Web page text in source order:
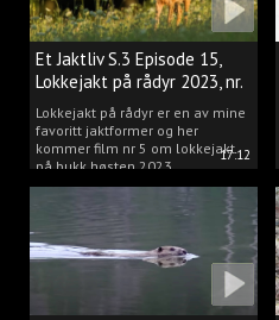
17:12
Et Jaktliv S.3 Episode 15,
Lokkejakt på rådyr 2023, nr.
5Lokkejakt på rådyr er en av mine
favoritt jaktformer og her
kommer film nr 5 om lokkejakt
på bukk høsten 2023.